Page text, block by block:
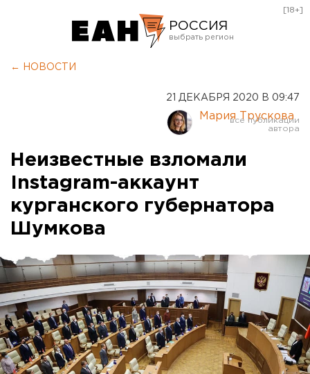
РОССИЯ
Курган
Оренбург
[18+]
← НОВОСТИ
21 ДЕКАБРЯ 2020 В 09:47
Мария Трускова
Неизвестные взломали
Instagram-аккаунт
курганского губернатора
Шумкова